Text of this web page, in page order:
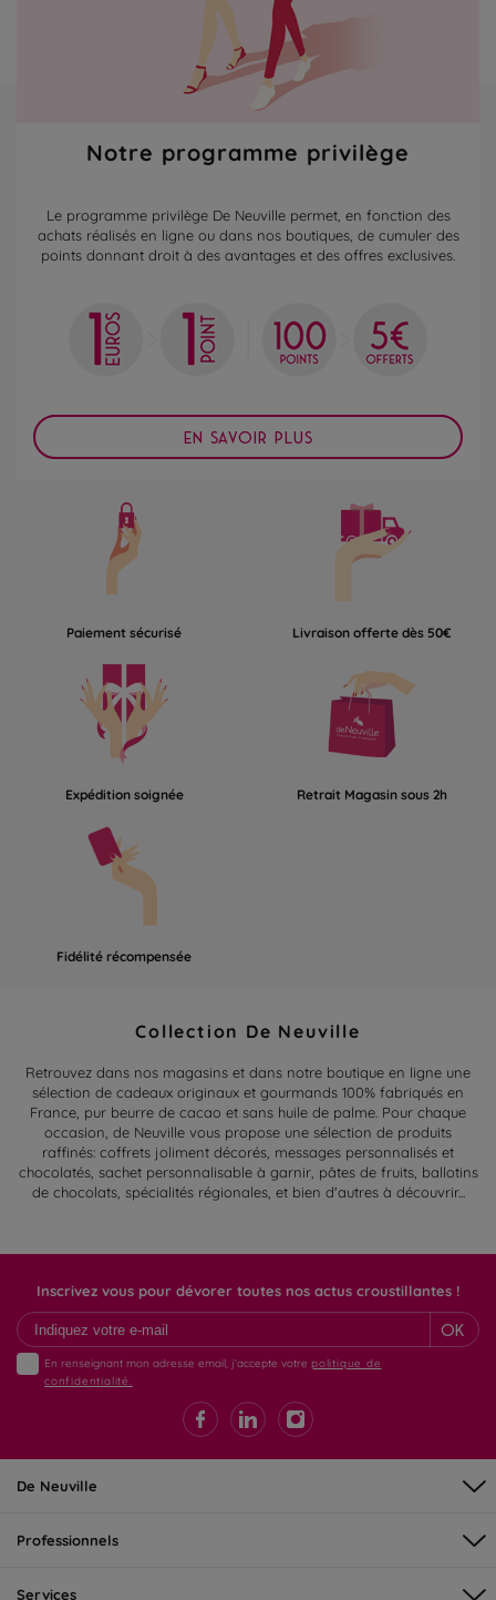
Notre programme privilège
Le programme privilège De Neuville permet, en fonction des
achats réalisés en ligne ou dans nos boutiques, de cumuler des
points donnant droit à des avantages et des offres exclusives.
EN SAVOIR PLUS
Paiement sécurisé Livraison offerte dès 50€
Expédition soignée Retrait Magasin sous 2h
Fidélité récompensée
Collection De Neuville
Retrouvez dans nos magasins et dans notre boutique en ligne une
sélection de cadeaux originaux et gourmands 100% fabriqués en
France, pur beurre de cacao et sans huile de palme. Pour chaque
occasion, de Neuville vous propose une sélection de produits
raffinés: coffrets joliment décorés, messages personnalisés et
chocolatés, sachet personnalisable à garnir, pâtes de fruits, ballotins
de chocolats, spécialités régionales, et bien d'autres à découvrir...
Inscrivez vous pour dévorer toutes nos actus croustillantes !
OK
En renseignant mon adresse email, j'accepte votre politique de
confidentialité.
De Neuville
Professionnels
Services